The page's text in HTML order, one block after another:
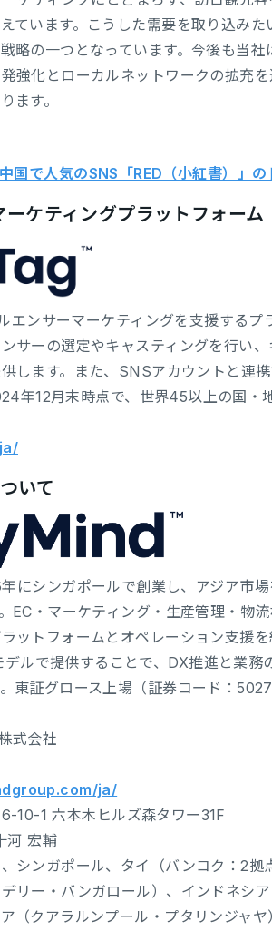
ています。こうした需要を取り込み
略の一つとなっています。今後も当
強化とローカルネットワークの拡充
ます。
で人気のSNS「RED（小紅書）」の
ケティングプラットフォーム
エンサーマーケティングを支援するプ
サーの選定やキャスティングを行い
します。また、SNSアカウントと連
年12月末時点で、世界45以上の国
いて
シンガポールで創業し、アジア市
EC・マーケティング・生産管理・物
ットフォームとオペレーション支援
ルで提供することで、DX推進と業務
東証グロース上場（証券コード：5027
式会社
ja/
10-1 六本木ヒルズ森タワー31F
河 宏輔
シンガポール、タイ（バンコク：2拠
リー・バンガロール）、インドネシ
（クアラルンプール・プタリンジャ